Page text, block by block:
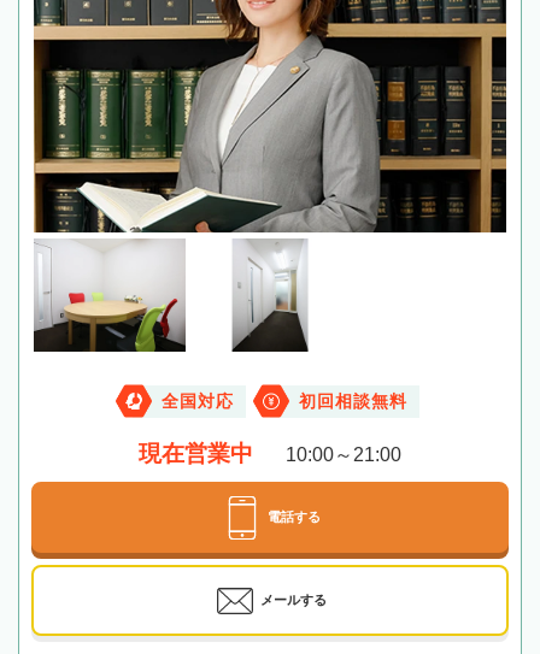
全国対応 初回相談無料
現在営業中 10:00～21:00
電話する
メールする